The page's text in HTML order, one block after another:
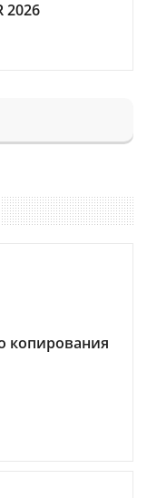
2026
копирования